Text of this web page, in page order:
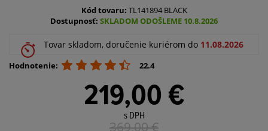
Kód tovaru: TL141894 BLACK
Dostupnosť: SKLADOM ODOŠLEME 10.8.2026
Tovar skladom, doručenie kuriérom do 11.08.2026
Hodnotenie: 22.4
219,00 €
s DPH
369,00€